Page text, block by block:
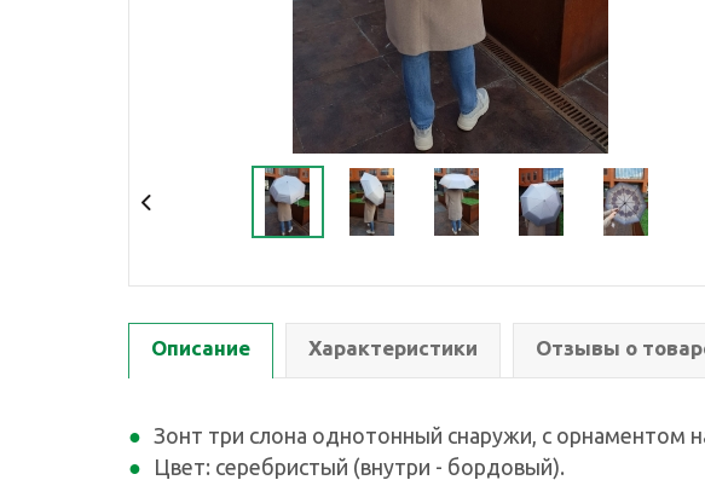
Описание Характеристики Отзывы о
Зонт три слона однотонный снаружи, с орнаментом
Цвет: серебристый (внутри - бордовый).